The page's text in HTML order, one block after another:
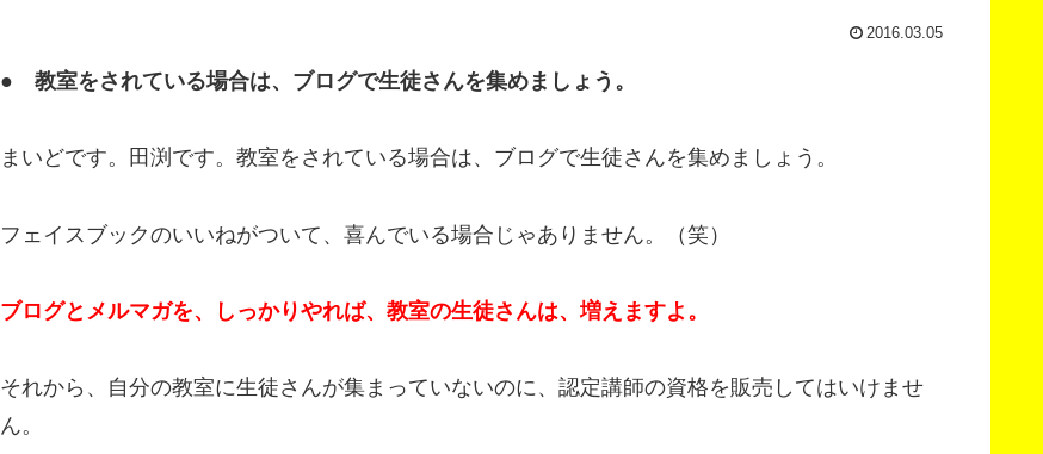
2016.03.05
● 教室をされている場合は、ブログで生徒さんを集めましょう。
まいどです。田渕です。教室をされている場合は、ブログで生徒さんを集めましょう。
フェイスブックのいいねがついて、喜んでいる場合じゃありません。（笑）
ブログとメルマガを、しっかりやれば、教室の生徒さんは、増えますよ。
それから、自分の教室に生徒さんが集まっていないのに、認定講師の資格を販売してはいけませ
ん。